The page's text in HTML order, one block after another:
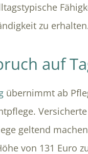
zu
auf
übernimmt ab
geltend
von 131 Euro